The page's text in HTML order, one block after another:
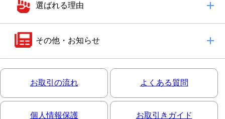
選ばれる理由
その他・お知らせ
お取引の流れ よくある質問
個人情報保護 お取引きガイド